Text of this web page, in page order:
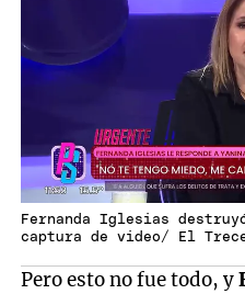
Fernanda Iglesias
captura de video/ El
Pero esto no fue todo, y